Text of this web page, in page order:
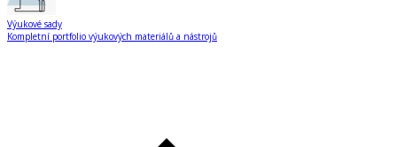
Výukové sady
Kompletní portfolio výukových materiálů a nástrojů